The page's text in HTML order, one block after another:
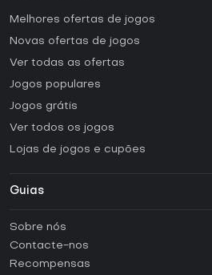
Melhores ofertas de jogos
Novas ofertas de jogos
Ver todas as ofertas
Jogos populares
Jogos grátis
Ver todos os jogos
Lojas de jogos e cupões
Guias
Como ativar uma CD Key Steam?
Sobre nós
Contacte-nos
Recompensas